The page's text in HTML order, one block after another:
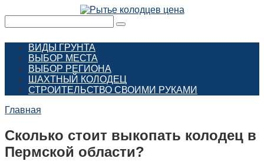
контенту
ВИДЫ ГРУНТА
ВЫБОР МЕСТА
ВЫБОР РЕГИОНА
ШАХТНЫЙ КОЛОДЕЦ
СТРОИТЕЛЬСТВО СВОИМИ РУКАМИ
Главная
Сколько стоит выкопать колодец в
Пермской области?